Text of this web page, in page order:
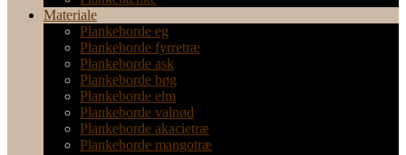
Materiale
Plankeborde eg
Plankeborde fyrretræ
Plankeborde ask
Plankeborde bøg
Plankeborde elm
Plankeborde valnød
Plankeborde akacietræ
Plankeborde mangotræ